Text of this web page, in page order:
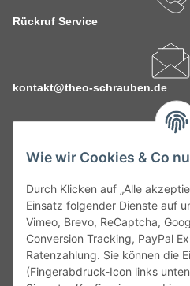
Wie wir Cookies & Co
Durch Klicken auf „Alle
Einsatz folgender Dienste auf
Vimeo, Brevo, ReCaptcha,
Conversion Tracking, PayPal
Ratenzahlung. Sie können die
(Fingerabdruck-Icon links
Rückruf Service
kontakt@theo-schrauben.de
Service
Gesetzliche Informationen